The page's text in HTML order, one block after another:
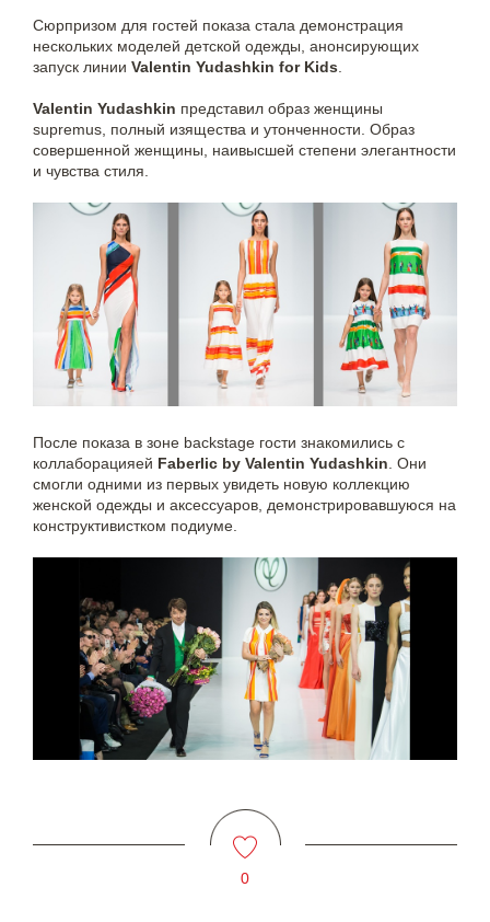
Сюрпризом для гостей показа стала демонстрация
нескольких моделей детской одежды, анонсирующих
запуск линии Valentin Yudashkin for Kids.
Valentin Yudashkin представил образ женщины
supremus, полный изящества и утонченности. Образ
совершенной женщины, наивысшей степени элегантности
и чувства стиля.
После показа в зоне backstage гости знакомились с
коллаборацияей Faberlic by Valentin Yudashkin . Они
смогли одними из первых увидеть новую коллекцию
женской одежды и аксессуаров, демонстрировавшуюся на
конструктивистком подиуме.
0